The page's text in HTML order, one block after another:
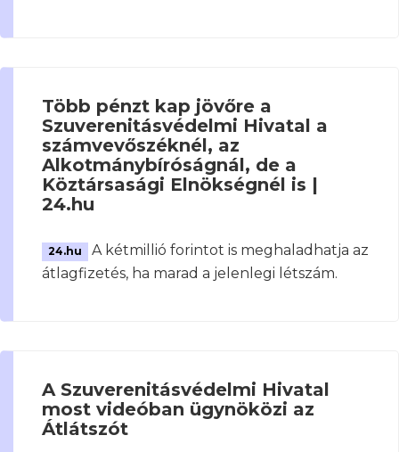
Több pénzt kap jövőre a
Szuverenitásvédelmi Hivatal a
számvevőszéknél, az
Alkotmánybíróságnál, de a
Köztársasági Elnökségnél is |
24.hu
24.hu
A kétmillió forintot is meghaladhatja az
átlagfizetés, ha marad a jelenlegi létszám.
A Szuverenitásvédelmi Hivatal
most videóban ügynöközi az
Átlátszót